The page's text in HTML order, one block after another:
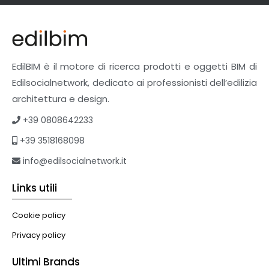
Pavimenti e rivestimenti
Pavimenti industriali
Sistemi giardini pensili
Supporti per esterni
Tetti verdi
eBook
Formazione professionale
Illuminazione
Murature
EdilBIM è il motore di ricerca prodotti e oggetti BIM di
Edilsocialnetwork, dedicato ai professionisti dell’edilizia
architettura e design.
+39 0808642233
+39 3518168098
info@edilsocialnetwork.it
Links utili
Cookie policy
Privacy policy
Ultimi Brands